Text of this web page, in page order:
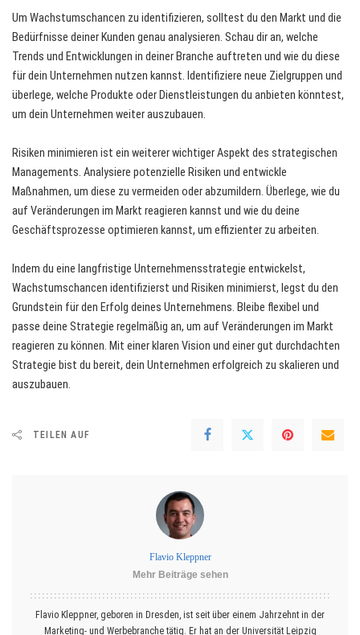
Um Wachstumschancen zu identifizieren, solltest du den Markt und die
Bedürfnisse deiner Kunden genau analysieren. Schau dir an, welche
Trends und Entwicklungen in deiner Branche auftreten und wie du diese
für dein Unternehmen nutzen kannst. Identifiziere neue Zielgruppen und
überlege, welche Produkte oder Dienstleistungen du anbieten könntest,
um dein Unternehmen weiter auszubauen.
Risiken minimieren ist ein weiterer wichtiger Aspekt des strategischen
Managements. Analysiere potenzielle Risiken und entwickle
Maßnahmen, um diese zu vermeiden oder abzumildern. Überlege, wie du
auf Veränderungen im Markt reagieren kannst und wie du deine
Geschäftsprozesse optimieren kannst, um effizienter zu arbeiten.
Indem du eine langfristige Unternehmensstrategie entwickelst,
Wachstumschancen identifizierst und Risiken minimierst, legst du den
Grundstein für den Erfolg deines Unternehmens. Bleibe flexibel und
passe deine Strategie regelmäßig an, um auf Veränderungen im Markt
reagieren zu können. Mit einer klaren Vision und einer gut durchdachten
Strategie bist du bereit, dein Unternehmen erfolgreich zu skalieren und
auszubauen.
TEILEN AUF
Flavio Kleppner
Mehr Beiträge sehen
Flavio Kleppner, geboren in Dresden, ist seit über einem Jahrzehnt in der
Marketing- und Werbebranche tätig. Er hat an der Universität Leipzig